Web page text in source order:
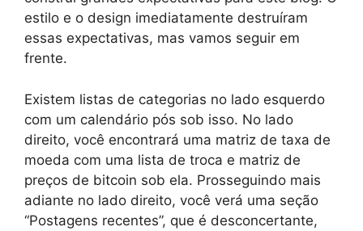
estilo e o design imediatamente destruíram
essas expectativas, mas vamos seguir em
frente.
Existem listas de categorias no lado esquerdo
com um calendário pós sob isso. No lado
direito, você encontrará uma matriz de taxa de
moeda com uma lista de troca e matriz de
preços de bitcoin sob ela. Prosseguindo mais
adiante no lado direito, você verá uma seção
“Postagens recentes”, que é desconcertante,